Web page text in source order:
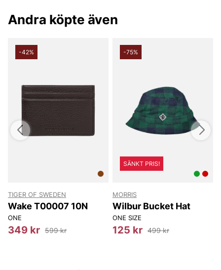
Andra köpte även
-42%
TIGER OF SWEDEN
Wake T00007 10N
ONE
349 kr 599 kr
-75%
SÄNKT PRIS!
MORRIS
Wilbur Bucket Hat
ONE SIZE
125 kr 499 kr